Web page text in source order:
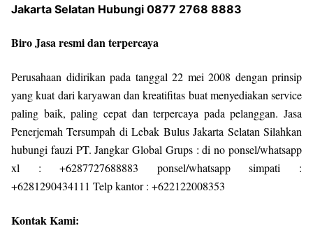
Jakarta Selatan Hubungi 0877 2768 8883
Biro Jasa resmi dan terpercaya
Perusahaan didirikan pada tanggal 22 mei 2008 dengan prinsip
yang kuat dari karyawan dan kreatifitas buat menyediakan service
paling baik, paling cepat dan terpercaya pada pelanggan. Jasa
Penerjemah Tersumpah di Lebak Bulus Jakarta Selatan Silahkan
hubungi fauzi PT. Jangkar Global Grups : di no ponsel/whatsapp
xl : +6287727688883 ponsel/whatsapp simpati :
+6281290434111 Telp kantor : +622122008353
Kontak Kami: